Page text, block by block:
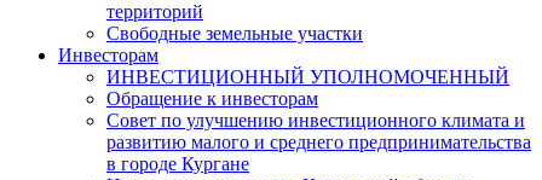
территорий
Свободные земельные участки
Инвесторам
ИНВЕСТИЦИОННЫЙ УПОЛНОМОЧЕННЫЙ
Обращение к инвесторам
Совет по улучшению инвестиционного климата и
развитию малого и среднего предпринимательства
в городе Кургане